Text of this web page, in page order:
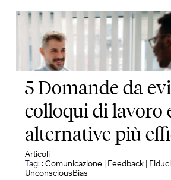
5 Domande da
colloqui di lavoro
alternative più
Articoli
Tag: : Comunicazione | Feedback |
UnconsciousBias